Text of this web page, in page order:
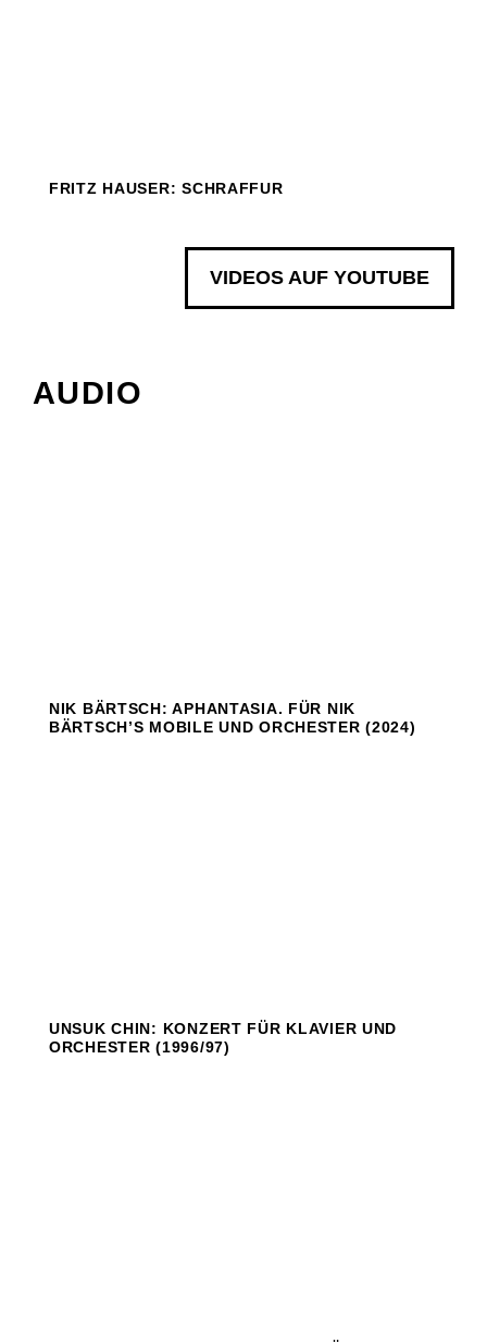
FRITZ HAUSER: SCHRAFFUR
VIDEOS AUF YOUTUBE
AUDIO
NIK BÄRTSCH: APHANTASIA. FÜR NIK
BÄRTSCH’S MOBILE UND ORCHESTER (2024)
UNSUK CHIN: KONZERT FÜR KLAVIER UND
ORCHESTER (1996/97)